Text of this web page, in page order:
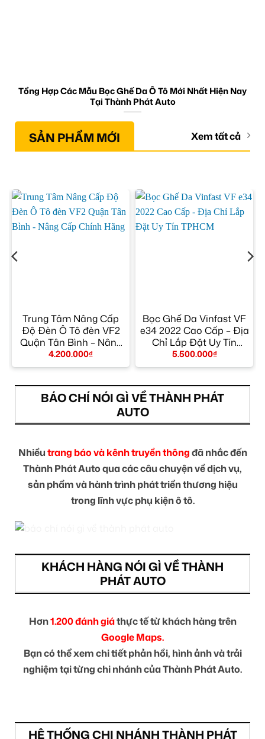
Tổng Hợp Các Mẫu Bọc Ghế Da Ô Tô Mới Nhất Hiện Nay
Tại Thành Phát Auto
SẢN PHẨM MỚI Xem tất cả
Trung Tâm Nâng Cấp
Độ Đèn Ô Tô đèn VF2
Quận Tân Bình – Nâng
Cấp Chính Hãng
4.200.000₫
Bọc Ghế Da Vinfast VF
e34 2022 Cao Cấp – Địa
Chỉ Lắp Đặt Uy Tín
TPHCM
5.500.000₫
BÁO CHÍ NÓI GÌ VỀ THÀNH PHÁT
AUTO
Nhiềutrang báo và kênh truyền thôngđã nhắc đến
Thành Phát Auto qua các câu chuyện về dịch vụ,
sản phẩm và hành trình phát triển thương hiệu
trong lĩnh vực phụ kiện ô tô.
KHÁCH HÀNG NÓI GÌ VỀ THÀNH
PHÁT AUTO
Hơn1.200 đánh giáthực tế từ khách hàng trên
Google Maps.
Bạn có thể xem chi tiết phản hồi, hình ảnh và trải
nghiệm tại từng chi nhánh của Thành Phát Auto.
HỆ THỐNG CHI NHÁNH THÀNH PHÁT